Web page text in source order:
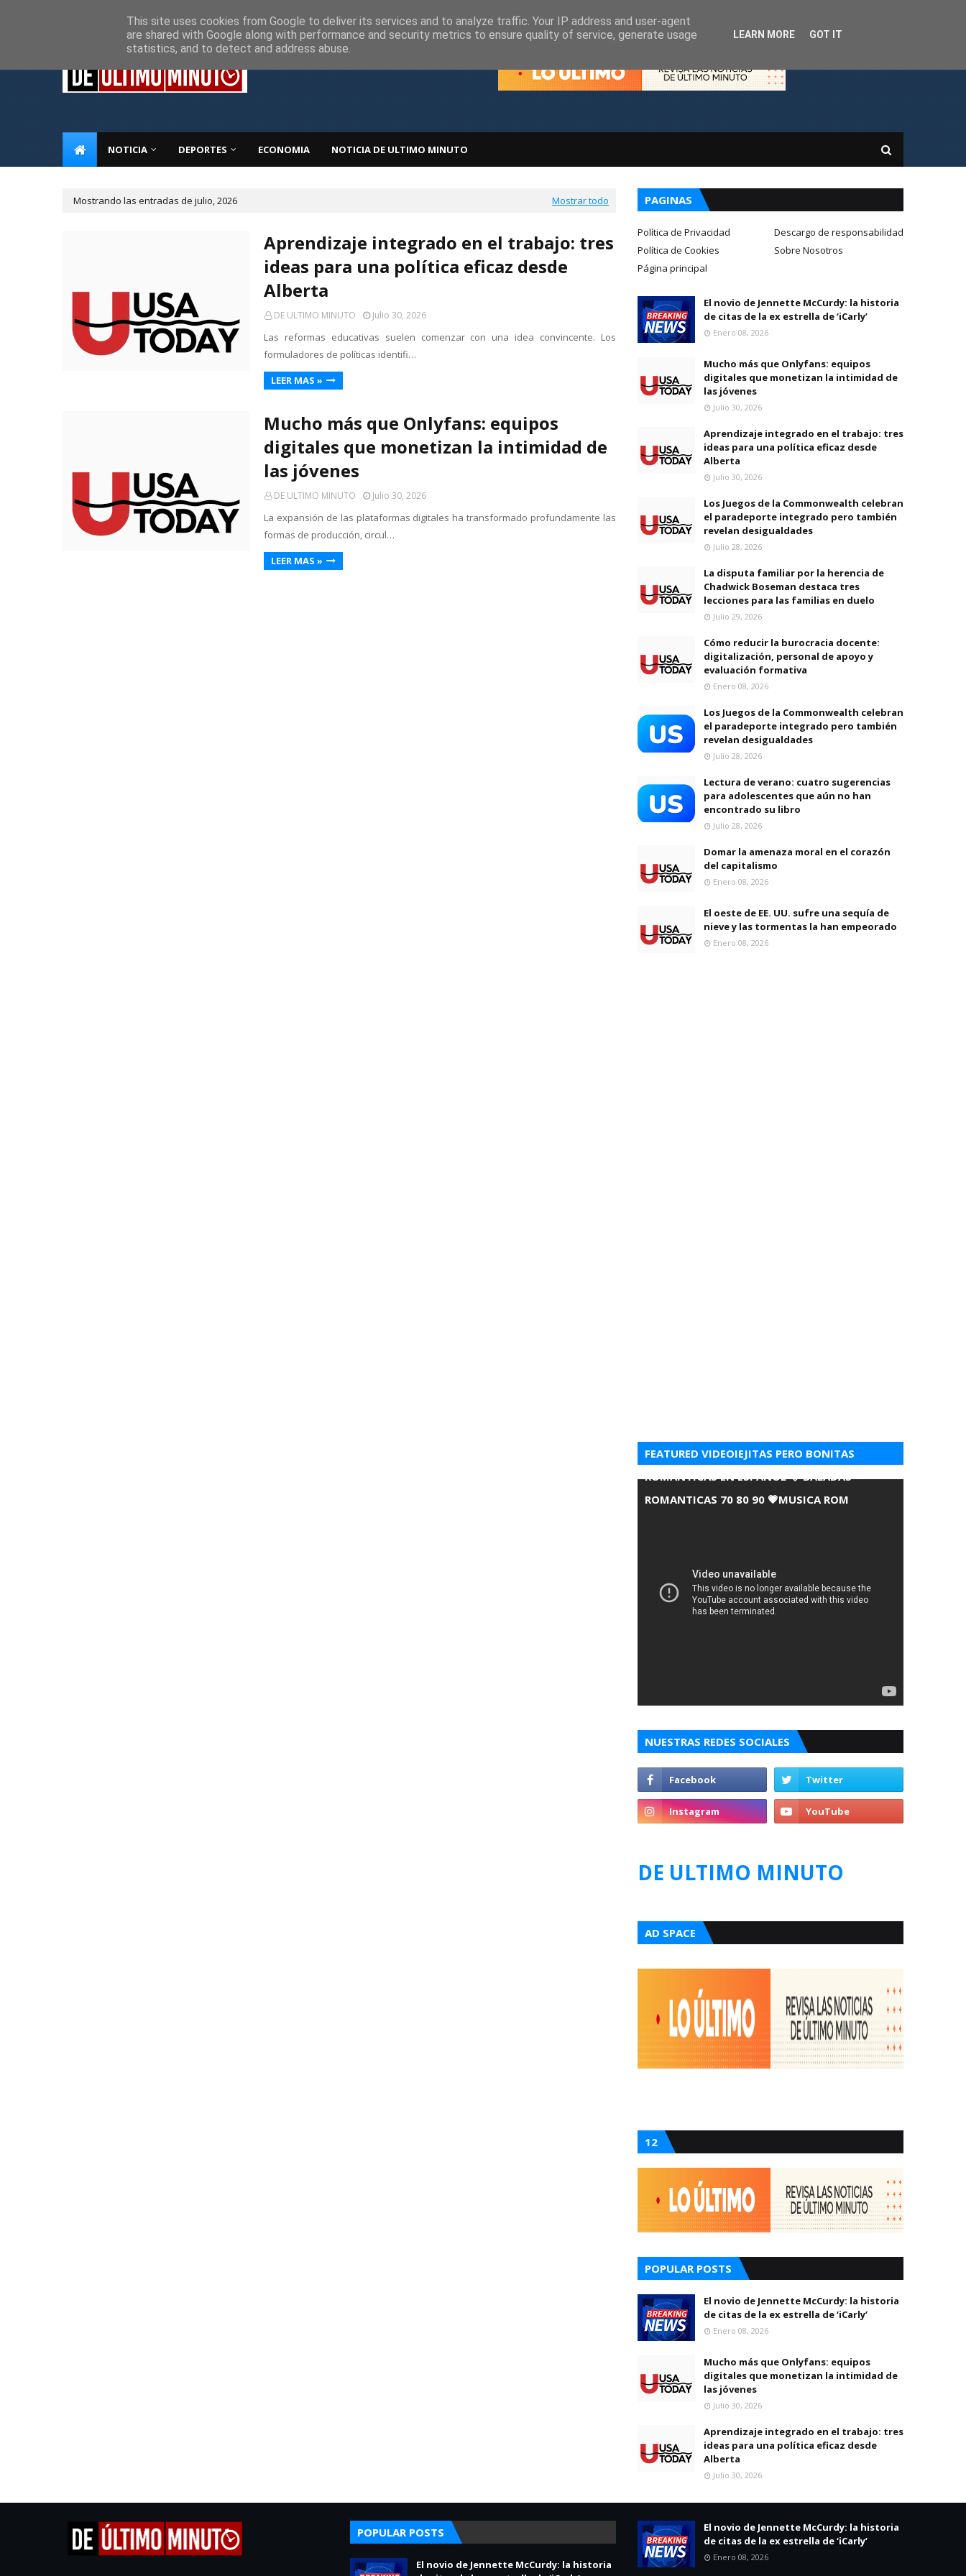
NOTICIA DEPORTES ECONOMIA NOTICIA DE ULTIMO MINUTO
Mostrando las entradas de julio, 2026 Mostrar todo
Aprendizaje integrado en el trabajo: tres
ideas para una política eficaz desde
Alberta
DE ULTIMO MINUTO Julio 30, 2026
Las reformas educativas suelen comenzar con una idea convincente. Los
formuladores de políticas identifi…
LEER MAS »
Mucho más que Onlyfans: equipos
digitales que monetizan la intimidad de
las jóvenes
DE ULTIMO MINUTO Julio 30, 2026
La expansión de las plataformas digitales ha transformado profundamente las
formas de producción, circul…
LEER MAS »
PAGINAS
Política de Privacidad
Descargo de responsabilidad
Política de Cookies
Sobre Nosotros
Página principal
El novio de Jennette McCurdy: la historia
de citas de la ex estrella de ‘iCarly’
Enero 08, 2026
Mucho más que Onlyfans: equipos
digitales que monetizan la intimidad de
las jóvenes
Julio 30, 2026
Aprendizaje integrado en el trabajo: tres
ideas para una política eficaz desde
Alberta
Julio 30, 2026
Los Juegos de la Commonwealth celebran
el paradeporte integrado pero también
revelan desigualdades
Julio 28, 2026
La disputa familiar por la herencia de
Chadwick Boseman destaca tres
lecciones para las familias en duelo
Julio 29, 2026
Cómo reducir la burocracia docente:
digitalización, personal de apoyo y
evaluación formativa
Enero 08, 2026
Los Juegos de la Commonwealth celebran
el paradeporte integrado pero también
revelan desigualdades
Julio 28, 2026
Lectura de verano: cuatro sugerencias
para adolescentes que aún no han
encontrado su libro
Julio 28, 2026
Domar la amenaza moral en el corazón
del capitalismo
Enero 08, 2026
El oeste de EE. UU. sufre una sequía de
nieve y las tormentas la han empeorado
Enero 08, 2026
FEATURED VIDEOIEJITAS PERO BONITAS
ROMANTICAS EN ESPANOL 💘 BALADAS
ROMANTICAS 70 80 90 💗MUSICA ROM
NUESTRAS REDES SOCIALES
DE ULTIMO MINUTO
AD SPACE
12
POPULAR POSTS
El novio de Jennette McCurdy: la historia
de citas de la ex estrella de ‘iCarly’
Enero 08, 2026
Mucho más que Onlyfans: equipos
digitales que monetizan la intimidad de
las jóvenes
Julio 30, 2026
Aprendizaje integrado en el trabajo: tres
ideas para una política eficaz desde
Alberta
Julio 30, 2026
POPULAR POSTS
El novio de Jennette McCurdy: la historia
El novio de Jennette McCurdy: la historia
de citas de la ex estrella de ‘iCarly’
Enero 08, 2026
This site uses cookies from Google to deliver its services and to analyze traffic. Your IP address and user-agent
are shared with Google along with performance and security metrics to ensure quality of service, generate usage
statistics, and to detect and address abuse.
LEARN MORE GOT IT